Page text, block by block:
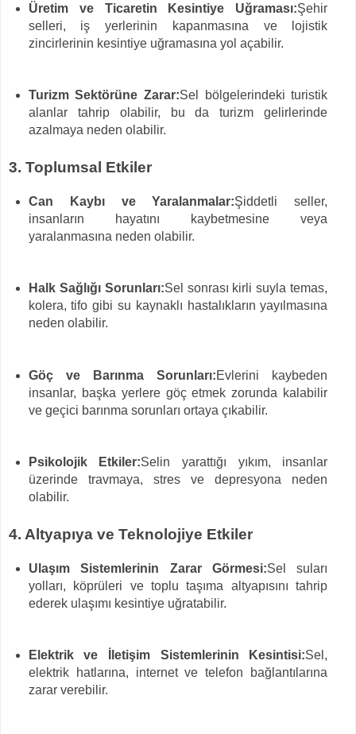
Üretim ve Ticaretin Kesintiye Uğraması:Şehir
selleri, iş yerlerinin kapanmasına ve lojistik
zincirlerinin kesintiye uğramasına yol açabilir.
Turizm Sektörüne Zarar:Sel bölgelerindeki turistik
alanlar tahrip olabilir, bu da turizm gelirlerinde
azalmaya neden olabilir.
3. Toplumsal Etkiler
Can Kaybı ve Yaralanmalar:Şiddetli seller,
insanların hayatını kaybetmesine veya
yaralanmasına neden olabilir.
Halk Sağlığı Sorunları:Sel sonrası kirli suyla temas,
kolera, tifo gibi su kaynaklı hastalıkların yayılmasına
neden olabilir.
Göç ve Barınma Sorunları:Evlerini kaybeden
insanlar, başka yerlere göç etmek zorunda kalabilir
ve geçici barınma sorunları ortaya çıkabilir.
Psikolojik Etkiler:Selin yarattığı yıkım, insanlar
üzerinde travmaya, stres ve depresyona neden
olabilir.
4. Altyapıya ve Teknolojiye Etkiler
Ulaşım Sistemlerinin Zarar Görmesi:Sel suları
yolları, köprüleri ve toplu taşıma altyapısını tahrip
ederek ulaşımı kesintiye uğratabilir.
Elektrik ve İletişim Sistemlerinin Kesintisi:Sel,
elektrik hatlarına, internet ve telefon bağlantılarına
zarar verebilir.